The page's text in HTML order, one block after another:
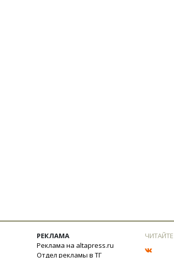
РЕКЛАМА
Реклама на altapress.ru
Отдел рекламы в ТГ